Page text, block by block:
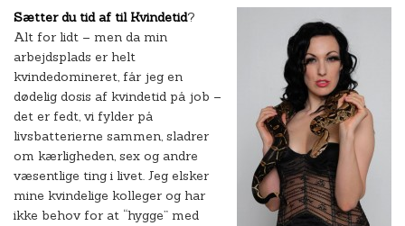
Sætter du tid af til Kvindetid?
Alt for lidt – men da min
arbejdsplads er helt
kvindedomineret, får jeg en
dødelig dosis af kvindetid på job –
det er fedt, vi fylder på
livsbatterierne sammen, sladrer
om kærligheden, sex og andre
væsentlige ting i livet. Jeg elsker
mine kvindelige kolleger og har
ikke behov for at “hygge” med